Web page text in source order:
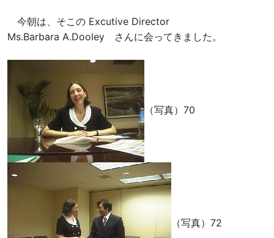
今朝は、そこの Excutive Director
Ms.Barbara A.Dooley さんに会ってきました。
（写真）70
（写真）72